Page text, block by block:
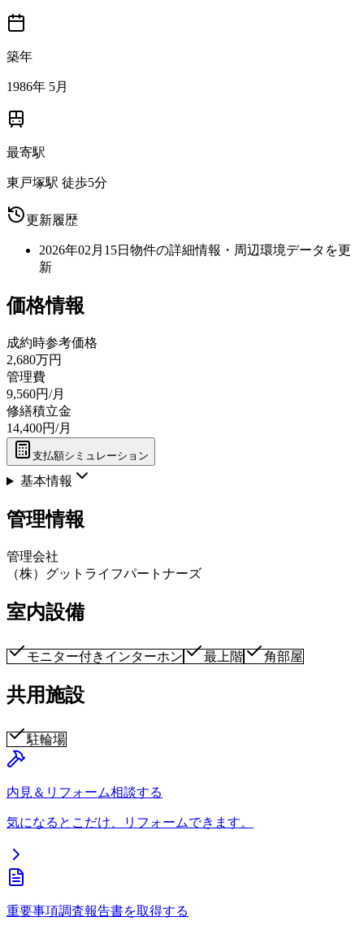
築年
1986年 5月
最寄駅
東戸塚駅 徒歩5分
更新履歴
2026年02月15日 物件の詳細情報・周辺環境データを更
新
価格情報
成約時参考価格
2,680万円
管理費
9,560円/月
修繕積立金
14,400円/月
支払額シミュレーション
基本情報
管理情報
管理会社
（株）グットライフパートナーズ
室内設備
モニター付きインターホン 最上階 角部屋
共用施設
駐輪場
内見＆リフォーム相談する
気になるとこだけ、リフォームできます。
重要事項調査報告書を取得する